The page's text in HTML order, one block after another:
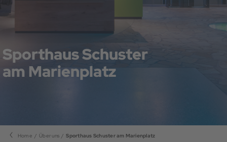
Sporthaus Schuster
am Marienplatz
Home Über uns Sporthaus Schuster am Marienplatz